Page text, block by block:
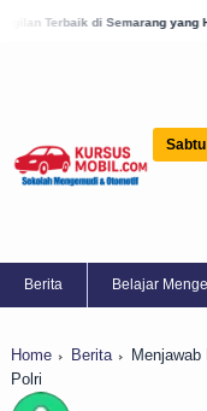
yang Harus Diketahui!
Sabtu
Berita Belajar
Home Berita
Polri